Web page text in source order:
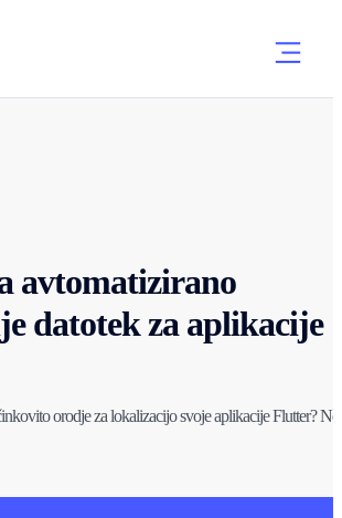
avtomatizirano
datotek za aplikacije
orodje za lokalizacijo svoje aplikacije Flutter? Ne